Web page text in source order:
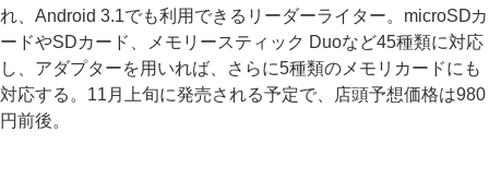
れ、Android 3.1でも利用できるリーダーライター。microSDカ
ードやSDカード、メモリースティック Duoなど45種類に対応
し、アダプターを用いれば、さらに5種類のメモリカードにも
対応する。11月上旬に発売される予定で、店頭予想価格は980
円前後。